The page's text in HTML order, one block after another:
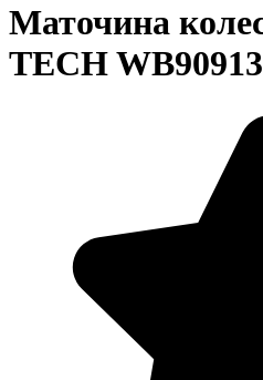
Маточина
TECH WB90913